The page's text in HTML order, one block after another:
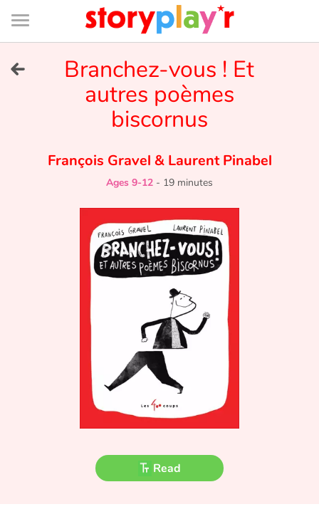
Connexion
Bibliothèque
de
page
Fable, myth, literature and poetry
Princesses and princes, kings, queens and dragons
Ogres, monsters and witches
Heroines and Heroes
Ecology, nature, seasons
Branchez-vous ! Et
autres poèmes
biscornus
François Gravel &Laurent Pinabel
Ages 9-12 - 19 minutes
Read